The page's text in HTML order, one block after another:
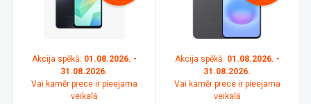
Akcija spēkā: 01.08.2026. -
31.08.2026.
Vai kamēr prece ir pieejama
veikalā
Akcija spēkā: 01.08.2026. -
31.08.2026.
Vai kamēr prece ir pieejama
veikalā